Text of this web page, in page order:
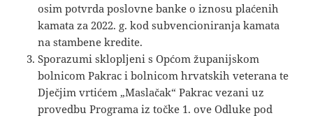
osim potvrda poslovne banke o iznosu plaćenih
kamata za 2022. g. kod subvencioniranja kamata
na stambene kredite.
Sporazumi sklopljeni s Općom županijskom
bolnicom Pakrac i bolnicom hrvatskih veterana te
Dječjim vrtićem „Maslačak“ Pakrac vezani uz
provedbu Programa iz točke 1. ove Odluke pod